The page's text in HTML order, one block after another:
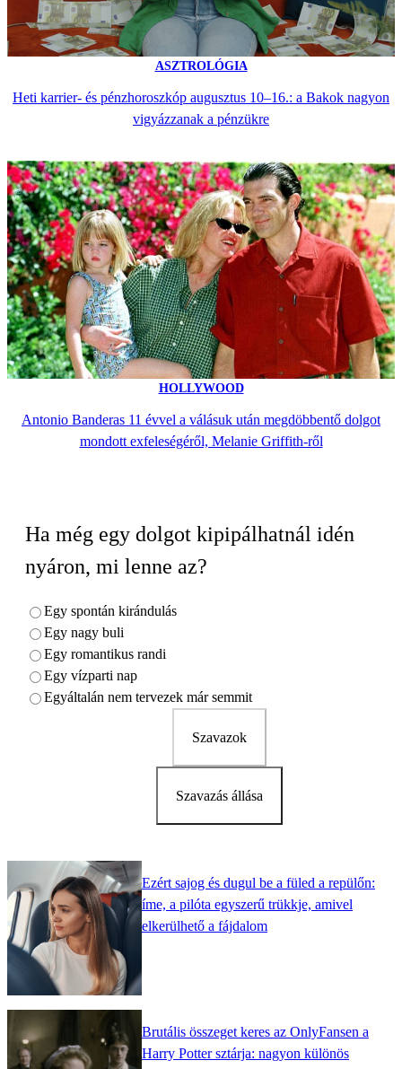
ASZTROLÓGIA
Heti karrier- és pénzhoroszkóp augusztus 10–16.: a Bakok nagyon
vigyázzanak a pénzükre
HOLLYWOOD
Antonio Banderas 11 évvel a válásuk után megdöbbentő dolgot
mondott exfeleségéről, Melanie Griffith-ről
Ha még egy dolgot kipipálhatnál idén
nyáron, mi lenne az?
Egy spontán kirándulás
Egy nagy buli
Egy romantikus randi
Egy vízparti nap
Egyáltalán nem tervezek már semmit
Szavazok
Szavazás állása
Ezért sajog és dugul be a füled a repülőn:
íme, a pilóta egyszerű trükkje, amivel
elkerülhető a fájdalom
Brutális összeget keres az OnlyFansen a
Harry Potter sztárja: nagyon különös